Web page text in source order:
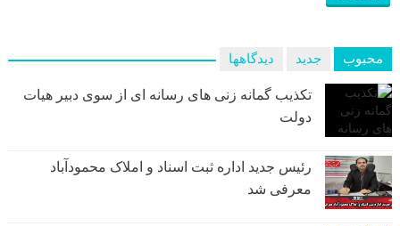
محبوب جدید دیدگاهها
تکذیب گمانه زنی های رسانه ای از سوی دبیر هیات
دولت
رئیس جدید اداره ثبت اسناد و املاک محمودآباد
معرفی شد